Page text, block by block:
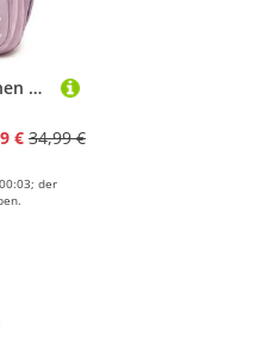
IvyH Schulrucksack Mädchen Rucksack Teenager, Wasserdicht Schulranzen Mädchen der 5. bis 9. Klasse, Modisch Lässiger Daypack aus Nylon mit Große Kapazität, Lila
€ 34,99 €
der